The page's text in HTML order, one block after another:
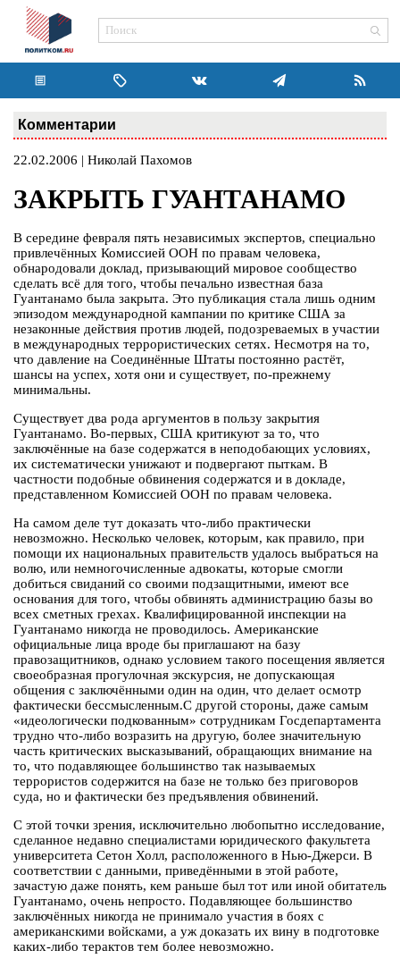
Комментарии
22.02.2006 | Николай Пахомов
ЗАКРЫТЬ ГУАНТАНАМО
В середине февраля пять независимых экспертов, специально
привлечённых Комиссией ООН по правам человека,
обнародовали доклад, призывающий мировое сообщество
сделать всё для того, чтобы печально известная база
Гуантанамо была закрыта. Это публикация стала лишь одним
эпизодом международной кампании по критике США за
незаконные действия против людей, подозреваемых в участии
в международных террористических сетях. Несмотря на то,
что давление на Соединённые Штаты постоянно растёт,
шансы на успех, хотя они и существует, по-прежнему
минимальны.
Существует два рода аргументов в пользу закрытия
Гуантанамо. Во-первых, США критикуют за то, что
заключённые на базе содержатся в неподобающих условиях,
их систематически унижают и подвергают пыткам. В
частности подобные обвинения содержатся и в докладе,
представленном Комиссией ООН по правам человека.
На самом деле тут доказать что-либо практически
невозможно. Несколько человек, которым, как правило, при
помощи их национальных правительств удалось выбраться на
волю, или немногочисленные адвокаты, которые смогли
добиться свиданий со своими подзащитными, имеют все
основания для того, чтобы обвинять администрацию базы во
всех сметных грехах. Квалифицированной инспекции на
Гуантанамо никогда не проводилось. Американские
официальные лица вроде бы приглашают на базу
правозащитников, однако условием такого посещения является
своеобразная прогулочная экскурсия, не допускающая
общения с заключёнными один на один, что делает осмотр
фактически бессмысленным.С другой стороны, даже самым
«идеологически подкованным» сотрудникам Госдепартамента
трудно что-либо возразить на другую, более значительную
часть критических высказываний, обращающих внимание на
то, что подавляющее большинство так называемых
террористов содержится на базе не только без приговоров
суда, но и фактически без предъявления обвинений.
С этой точки зрения, исключительно любопытно исследование,
сделанное недавно специалистами юридического факультета
университета Сетон Холл, расположенного в Нью-Джерси. В
соответствии с данными, приведёнными в этой работе,
зачастую даже понять, кем раньше был тот или иной обитатель
Гуантанамо, очень непросто. Подавляющее большинство
заключённых никогда не принимало участия в боях с
американскими войсками, а уж доказать их вину в подготовке
каких-либо терактов тем более невозможно.